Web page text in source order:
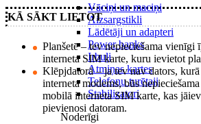
Vāciņi un maciņi
Aizsargstikli
Lādētāji un adapteri
Power banks
Irbuļi
Atmiņas kartes
Telefonu turētaji
Stabilizatori
Noderīgi
KĀ SĀKT LIETOT
Planšetē – tev nepieciešama
interneta SIM karte, kuru ievietot
Klēpjdatorā – ja tev nav dators,
interneta modems, būs
mobilā interneta SIM karte, kas
pievienosi datoram.